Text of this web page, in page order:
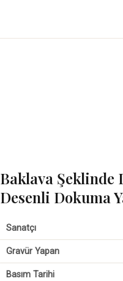
Baklava Şeklinde
Desenli Dokuma
Sanatçı
Gravür Yapan
Basım Tarihi